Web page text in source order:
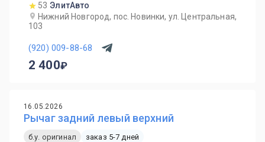
53 ЭлитАвто
Нижний Новгород, пос. Новинки, ул. Центральная,
103
(920) 009-88-68
2 400
16.05.2026
Рычаг задний левый верхний
б.у. оригинал заказ 5-7 дней